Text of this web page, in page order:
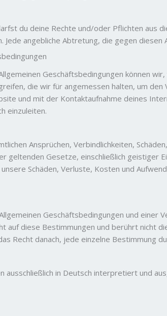
du deine Rechte und/oder Pflichten aus
angebliche Abtretung, die gegen diesen
Geschäftsbedingungen können
die wir für angemessen halten, um
und mit der Kontaktaufnahme deines
einzuleiten.
Ansprüchen, Verbindlichkeiten,
geltenden Gesetze, einschließlich
Schäden, Verluste, Kosten und
Geschäftsbedingungen und einer
auf diese Bestimmungen und berührt nicht
Recht danach, jede einzelne Bestimmung
ausschließlich in Deutsch interpretiert und